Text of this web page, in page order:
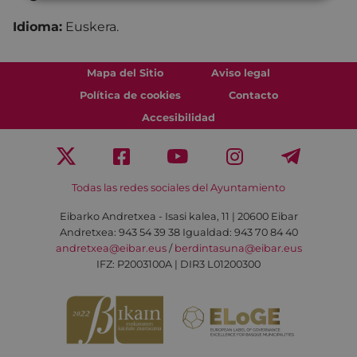
Idioma: Euskera.
Mapa del Sitio
Aviso legal
Política de cookies
Contacto
Accesibilidad
Todas las redes sociales del Ayuntamiento
Eibarko Andretxea - Isasi kalea, 11 | 20600 Eibar
Andretxea: 943 54 39 38 Igualdad: 943 70 84 40
andretxea@eibar.eus/ berdintasuna@eibar.eus
IFZ: P2003100A | DIR3 L01200300